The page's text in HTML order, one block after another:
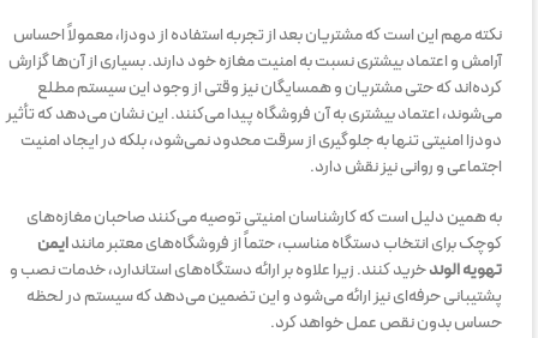
نکته مهم این است که مشتریان بعد از تجربه استفاده از دودزا، معمولاً احساس
آرامش و اعتماد بیشتری نسبت به امنیت مغازه خود دارند. بسیاری از آن‌ها گزارش
کرده‌اند که حتی مشتریان و همسایگان نیز وقتی از وجود این سیستم مطلع
می‌شوند، اعتماد بیشتری به آن فروشگاه پیدا می‌کنند. این نشان می‌دهد که تأثیر
دودزا امنیتی تنها به جلوگیری از سرقت محدود نمی‌شود، بلکه در ایجاد امنیت
اجتماعی و روانی نیز نقش دارد.
به همین دلیل است که کارشناسان امنیتی توصیه می‌کنند صاحبان مغازه‌های
کوچک برای انتخاب دستگاه مناسب، حتماً از فروشگاه‌های معتبر مانندایمن
تهویه الوندخرید کنند. زیرا علاوه بر ارائه دستگاه‌های استاندارد، خدمات نصب و
پشتیبانی حرفه‌ای نیز ارائه می‌شود و این تضمین می‌دهد که سیستم در لحظه
حساس بدون نقص عمل خواهد کرد.